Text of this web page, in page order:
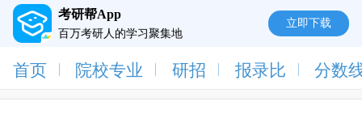
考研帮App
百万考研人的学习聚集地
立即下载
首页 院校专业 研招 报录比 分数